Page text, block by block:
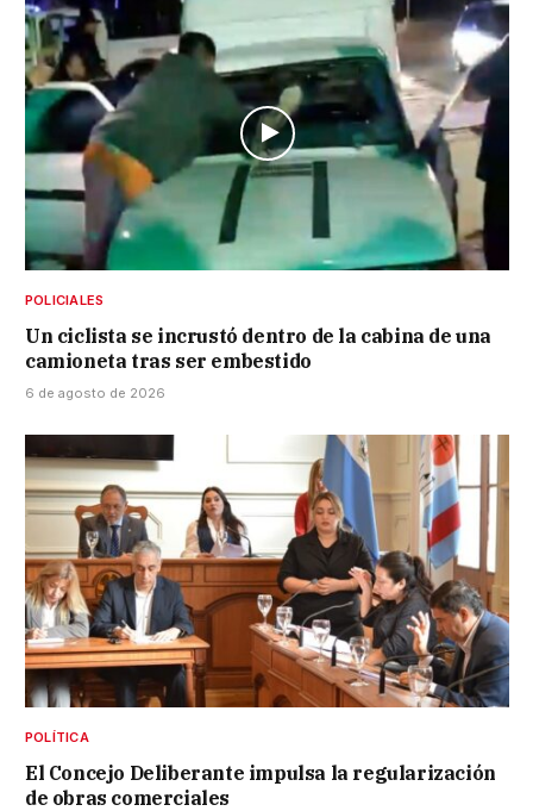
POLICIALES
Un ciclista se incrustó dentro de la cabina de una
camioneta tras ser embestido
6 de agosto de 2026
POLÍTICA
El Concejo Deliberante impulsa la regularización
de obras comerciales